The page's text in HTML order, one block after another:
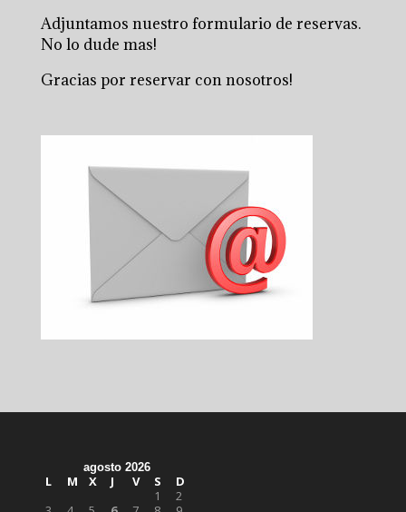
Adjuntamos nuestro formulario de reservas.
No lo dude mas!
Gracias por reservar con nosotros!
agosto 2026
L M X J V S
D
1
2